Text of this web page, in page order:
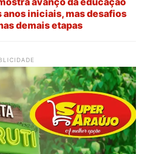
anos iniciais, mas desafios
demais etapas